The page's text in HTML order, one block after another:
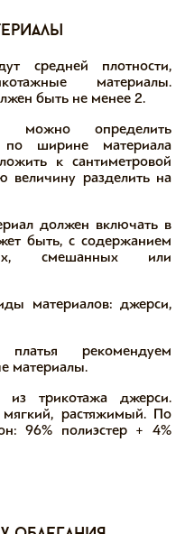
средней плотности,
материалы.
быть не менее 2.
можно определить
по ширине материала
к сантиметровой
величину разделить на
должен включать в
быть, с содержанием
смешанных или
материалов: джерси,
рекомендуем
материалы.
трикотажа джерси.
мягкий, растяжимый. По
96% полиэстер + 4%